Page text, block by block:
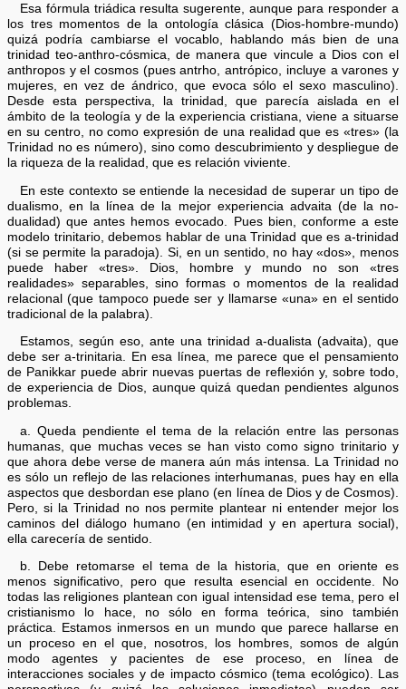
Esa fórmula triádica resulta sugerente, aunque para responder a
los tres momentos de la ontología clásica (Dios-hombre-mundo)
quizá podría cambiarse el vocablo, hablando más bien de una
trinidad teo-anthro-cósmica, de manera que vincule a Dios con el
anthropos y el cosmos (pues antrho, antrópico, incluye a varones y
mujeres, en vez de ándrico, que evoca sólo el sexo masculino).
Desde esta perspectiva, la trinidad, que parecía aislada en el
ámbito de la teología y de la experiencia cristiana, viene a situarse
en su centro, no como expresión de una realidad que es «tres» (la
Trinidad no es número), sino como descubrimiento y despliegue de
la riqueza de la realidad, que es relación viviente.
En este contexto se entiende la necesidad de superar un tipo de
dualismo, en la línea de la mejor experiencia advaita (de la no-
dualidad) que antes hemos evocado. Pues bien, conforme a este
modelo trinitario, debemos hablar de una Trinidad que es a-trinidad
(si se permite la paradoja). Si, en un sentido, no hay «dos», menos
puede haber «tres». Dios, hombre y mundo no son «tres
realidades» separables, sino formas o momentos de la realidad
relacional (que tampoco puede ser y llamarse «una» en el sentido
tradicional de la palabra).
Estamos, según eso, ante una trinidad a-dualista (advaita), que
debe ser a-trinitaria. En esa línea, me parece que el pensamiento
de Panikkar puede abrir nuevas puertas de reflexión y, sobre todo,
de experiencia de Dios, aunque quizá quedan pendientes algunos
problemas.
a. Queda pendiente el tema de la relación entre las personas
humanas, que muchas veces se han visto como signo trinitario y
que ahora debe verse de manera aún más intensa. La Trinidad no
es sólo un reflejo de las relaciones interhumanas, pues hay en ella
aspectos que desbordan ese plano (en línea de Dios y de Cosmos).
Pero, si la Trinidad no nos permite plantear ni entender mejor los
caminos del diálogo humano (en intimidad y en apertura social),
ella carecería de sentido.
b. Debe retomarse el tema de la historia, que en oriente es
menos significativo, pero que resulta esencial en occidente. No
todas las religiones plantean con igual intensidad ese tema, pero el
cristianismo lo hace, no sólo en forma teórica, sino también
práctica. Estamos inmersos en un mundo que parece hallarse en
un proceso en el que, nosotros, los hombres, somos de algún
modo agentes y pacientes de ese proceso, en línea de
interacciones sociales y de impacto cósmico (tema ecológico). Las